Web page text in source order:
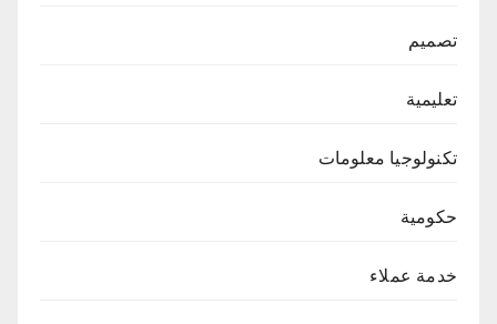
تصميم
تعليمية
تكنولوجيا معلومات
حكومية
خدمة عملاء